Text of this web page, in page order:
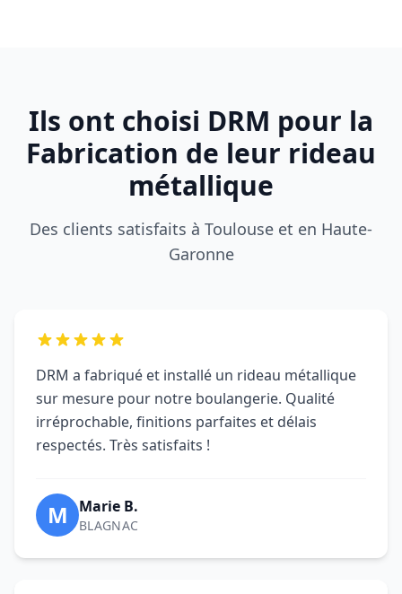
Ils ont choisi DRM pour la
Fabrication de leur rideau
métallique
Des clients satisfaits à Toulouse et en Haute-
Garonne
DRM a fabriqué et installé un rideau métallique
sur mesure pour notre boulangerie. Qualité
irréprochable, finitions parfaites et délais
respectés. Très satisfaits !
M Marie B.
BLAGNAC